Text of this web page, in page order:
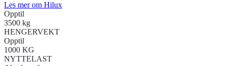
Les mer om Hilux
Opptil
3500 kg
HENGERVEKT
Opptil
1000 KG
NYTTELAST